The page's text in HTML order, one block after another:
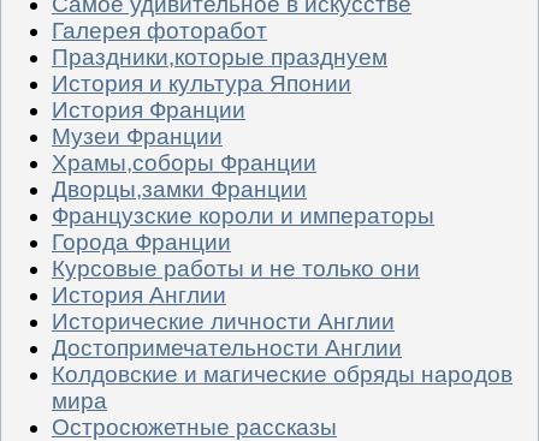
Галерея фоторабот
Праздники,которые празднуем
История и культура Японии
История Франции
Музеи Франции
Храмы,соборы Франции
Дворцы,замки Франции
Французские короли и императоры
Города Франции
Курсовые работы и не только они
История Англии
Исторические личности Англии
Достопримечательности Англии
Колдовские и магические обряды народов
мира
Остросюжетные рассказы